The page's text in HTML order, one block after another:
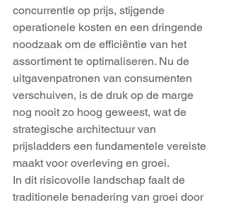
concurrentie op prijs, stijgende
operationele kosten en een dringende
noodzaak om de efficiëntie van het
assortiment te optimaliseren. Nu de
uitgavenpatronen van consumenten
verschuiven, is de druk op de marge
nog nooit zo hoog geweest, wat de
strategische architectuur van
prijsladders een fundamentele vereiste
maakt voor overleving en groei.
In dit risicovolle landschap faalt de
traditionele benadering van groei door